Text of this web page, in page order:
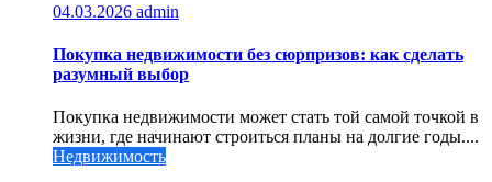
04.03.2026 admin
Покупка недвижимости без сюрпризов: как сделать
разумный выбор
Покупка недвижимости может стать той самой точкой в
жизни, где начинают строиться планы на долгие годы....
Недвижимость